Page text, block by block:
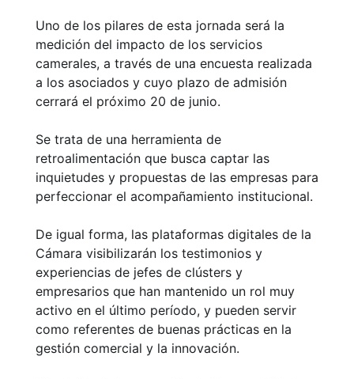
Uno de los pilares de esta jornada será la
medición del impacto de los servicios
camerales, a través de una encuesta realizada
a los asociados y cuyo plazo de admisión
cerrará el próximo 20 de junio.
Se trata de una herramienta de
retroalimentación que busca captar las
inquietudes y propuestas de las empresas para
perfeccionar el acompañamiento institucional.
De igual forma, las plataformas digitales de la
Cámara visibilizarán los testimonios y
experiencias de jefes de clústers y
empresarios que han mantenido un rol muy
activo en el último período, y pueden servir
como referentes de buenas prácticas en la
gestión comercial y la innovación.